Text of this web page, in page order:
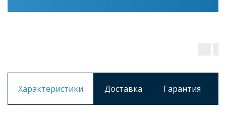
Характеристики Доставка Гарантия